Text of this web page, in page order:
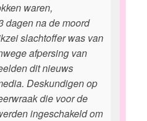
waren,
dagen na de moord
slachtoffer was van
afpersing van
dit nieuws
Deskundigen op
die voor de
ingeschakeld om